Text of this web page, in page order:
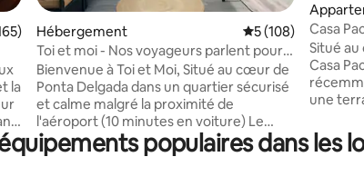
moyenne sur la base de 165 commentaires : 4,8 sur 5
la
Hébergement Évaluation
5 (108)
Toi et moi - Nos voyageurs parlent pour
nous !
Bienvenue à Toi et Moi, Situé au cœur de
Ponta Delgada dans un quartier sécurisé
et calme malgré la proximité de
l'aéroport (10 minutes en voiture) Le
logement est lumineux et aéré. Toutes
les chambres et les parties communes
Casa
Situé
Casa
une
de
populaires dans